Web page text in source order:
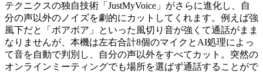
テクニクスの独自技術「JustMyVoice」がさらに進化し、自
分の声以外のノイズを劇的にカットしてくれます。例えば強
風下だと「ボアボア」といった風切り音が強くて通話がまま
なりませんが、本機は左右合計8個のマイクとAI処理によっ
て音を自動で判別し、自分の声以外をすべてカット。突然の
オンラインミーティングでも場所を選ばず通話することがで